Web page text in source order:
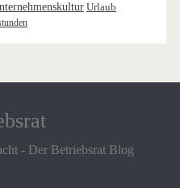
Urlaub
- Der Betriebsrat Blog